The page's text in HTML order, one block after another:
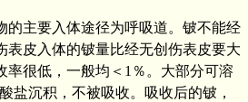
的主要入体途径为呼吸道。铍不能经
表皮入体的铍量比经无创伤表皮要大
率很低，一般均＜1％。大部分可溶
酸盐沉积，不被吸收。吸收后的铍，